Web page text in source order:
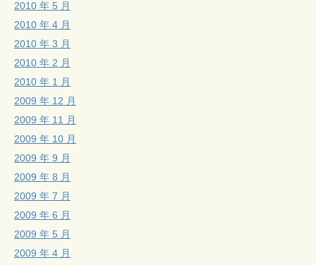
2010 年 5 月
2010 年 4 月
2010 年 3 月
2010 年 2 月
2010 年 1 月
2009 年 12 月
2009 年 11 月
2009 年 10 月
2009 年 9 月
2009 年 8 月
2009 年 7 月
2009 年 6 月
2009 年 5 月
2009 年 4 月